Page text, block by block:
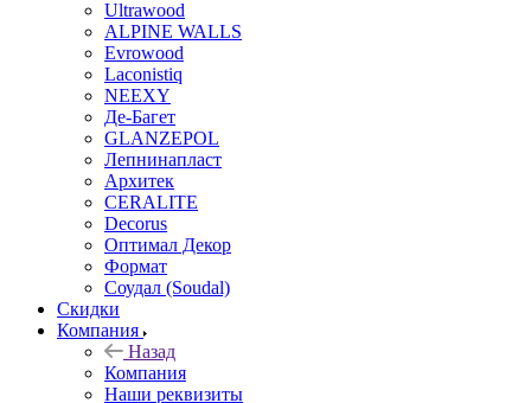
Ultrawood
ALPINE WALLS
Evrowood
Laconistiq
NEEXY
Де-Багет
GLANZEPOL
Лепнинапласт
Архитек
CERALITE
Decorus
Оптимал Декор
Формат
Соудал (Soudal)
Скидки
Компания
Назад
Компания
Наши реквизиты